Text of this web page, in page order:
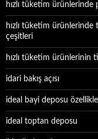
hızlı tüketim
hızlı tüketim
çeşitleri
hızlı tüketim ürünlerinin
idari bakış açısı
ideal bayi deposu
ideal toptan deposu